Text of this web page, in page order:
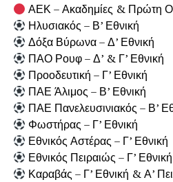
ΑΕΚ – Ακαδημίες & Πρώτη
Ηλυσιακός – Β’ Εθνική
Δόξα Βύρωνα – Δ’ Εθνική
ΠΑΟ Ρουφ – Δ’ & Γ’ Εθνική
Προοδευτική – Γ’ Εθνική
ΠΑΕ Άλιμος – Β’ Εθνική
ΠΑΕ Πανελευσινιακός – Β’
Φωστήρας – Γ’ Εθνική
Εθνικός Αστέρας – Γ’ Εθνική
Εθνικός Πειραιώς – Γ’ Εθνική
Καραβάς – Γ’ Εθνική & Α’